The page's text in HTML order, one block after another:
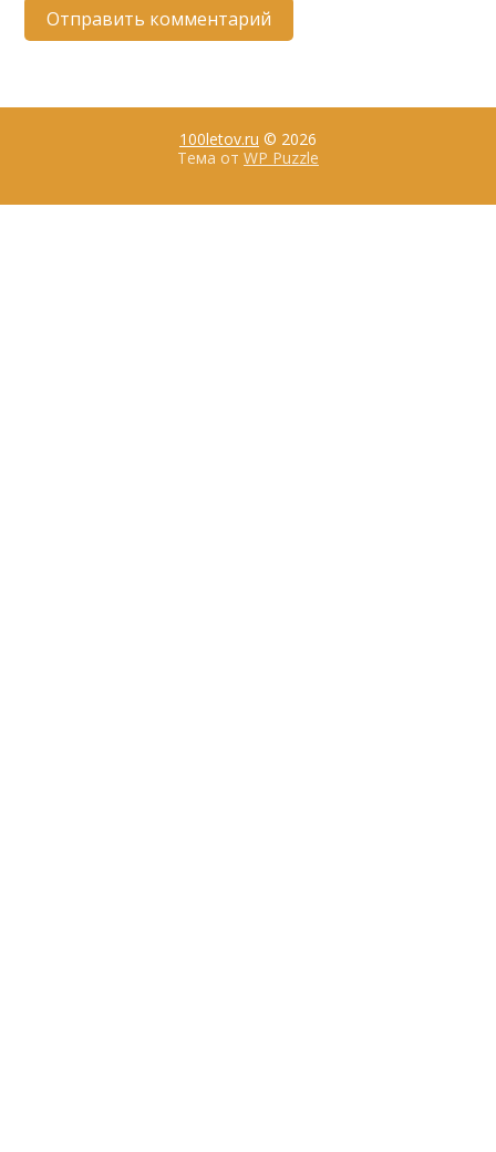
100letov.ru © 2026
Тема от WP Puzzle